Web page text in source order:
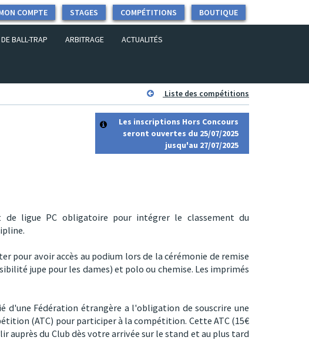
BOUTIQUE
COMPÉTITIONS
STAGES
COMPTE
BALL-TRAP ARBITRAGE ACTUALITÉS
Liste des compétitions
Les inscriptions Hors Concours
seront ouvertes du 25/07/2025
jusqu'au 27/07/2025
de ligue PC obligatoire pour intégrer le classement du
pour avoir accès au podium lors de la cérémonie de remise
jupe pour les dames) et polo ou chemise. Les imprimés
d'une Fédération étrangère a l'obligation de souscrire une
(ATC) pour participer à la compétition. Cette ATC (15€
auprès du Club dès votre arrivée sur le stand et au plus tard